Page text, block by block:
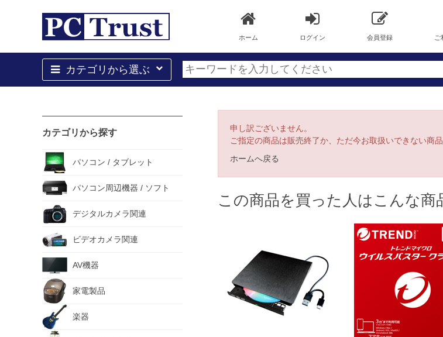
ホーム ログイン 会員登録 ご
カテゴリから選ぶ
カテゴリから探す
パソコン / タブレット
パソコン周辺機器 / ソフト
デジタルカメラ関連
ビデオカメラ関連
AV機器
家電製品
楽器
申し訳ございません。
ご指定の商品は販売終了か、ただ今お取扱いできない商品
ホームへ戻る
この商品を買った人はこんな商